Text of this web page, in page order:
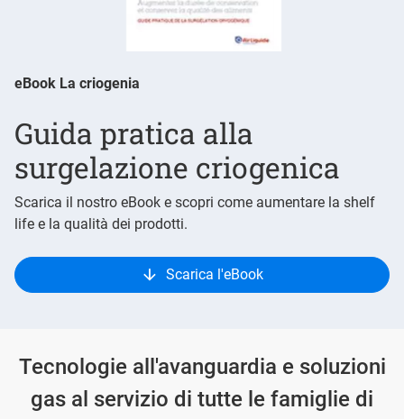
eBook La criogenia
Guida pratica alla
surgelazione criogenica
Scarica il nostro eBook e scopri come aumentare la shelf
life e la qualità dei prodotti.
Scarica l'eBook
Tecnologie all'avanguardia e soluzioni
gas al servizio di tutte le famiglie di